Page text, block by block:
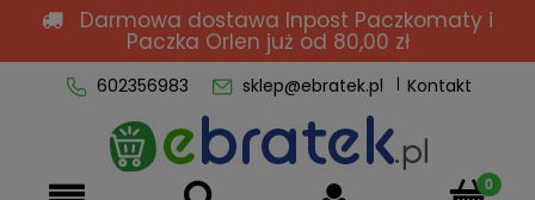
Darmowa dostawa Inpost Paczkomaty i
Paczka Orlen już od 80,00 zł
602356983 sklep@ebratek.pl Kontakt